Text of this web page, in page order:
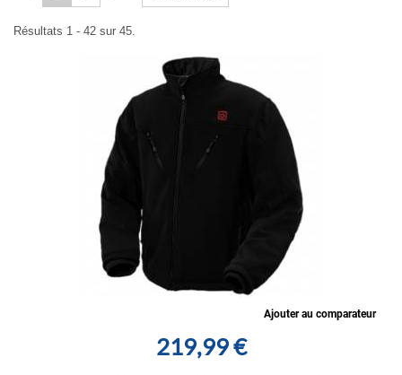
Résultats 1 - 42 sur 45.
Ajouter au comparateur
219,99 €